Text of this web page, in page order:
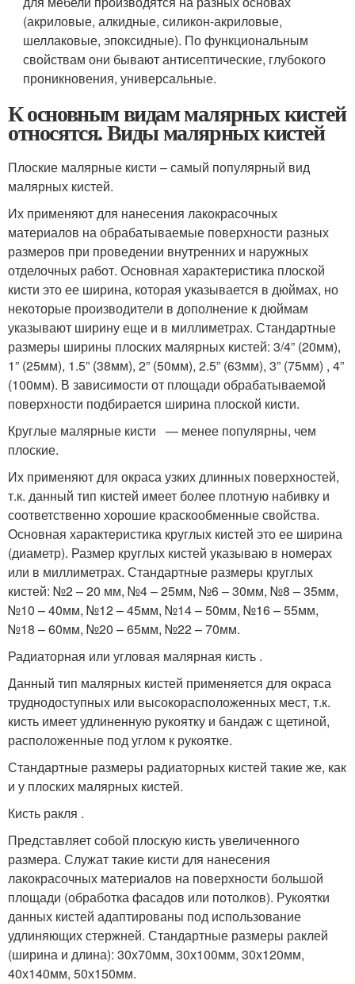
(акриловые, алкидные, силикон-акриловые,
шеллаковые, эпоксидные). По функциональным
свойствам они бывают антисептические, глубокого
проникновения, универсальные.
К основным видам малярных кистей
относятся. Виды малярных кистей
Плоские малярные кисти – самый популярный вид
малярных кистей.
Их применяют для нанесения лакокрасочных
материалов на обрабатываемые поверхности разных
размеров при проведении внутренних и наружных
отделочных работ. Основная характеристика плоской
кисти это ее ширина, которая указывается в дюймах, но
некоторые производители в дополнение к дюймам
указывают ширину еще и в миллиметрах. Стандартные
размеры ширины плоских малярных кистей: 3/4” (20мм),
1” (25мм), 1.5” (38мм), 2” (50мм), 2.5” (63мм), 3” (75мм) , 4”
(100мм). В зависимости от площади обрабатываемой
поверхности подбирается ширина плоской кисти.
Круглые малярные кисти — менее популярны, чем
плоские.
Их применяют для окраса узких длинных поверхностей,
т.к. данный тип кистей имеет более плотную набивку и
соответственно хорошие краскообменные свойства.
Основная характеристика круглых кистей это ее ширина
(диаметр). Размер круглых кистей указываю в номерах
или в миллиметрах. Стандартные размеры круглых
кистей: №2 – 20 мм, №4 – 25мм, №6 – 30мм, №8 – 35мм,
№10 – 40мм, №12 – 45мм, №14 – 50мм, №16 – 55мм,
№18 – 60мм, №20 – 65мм, №22 – 70мм.
Радиаторная или угловая малярная кисть .
Данный тип малярных кистей применяется для окраса
труднодоступных или высокорасположенных мест, т.к.
кисть имеет удлиненную рукоятку и бандаж с щетиной,
расположенные под углом к рукоятке.
Стандартные размеры радиаторных кистей такие же, как
и у плоских малярных кистей.
Кисть ракля .
Представляет собой плоскую кисть увеличенного
размера. Служат такие кисти для нанесения
лакокрасочных материалов на поверхности большой
площади (обработка фасадов или потолков). Рукоятки
данных кистей адаптированы под использование
удлиняющих стержней. Стандартные размеры раклей
(ширина и длина): 30х70мм, 30х100мм, 30х120мм,
40х140мм, 50х150мм.